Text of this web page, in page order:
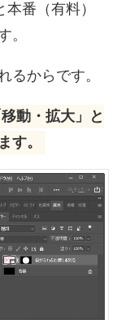
番（有料）
。
るからです。
動・拡大」と
す。